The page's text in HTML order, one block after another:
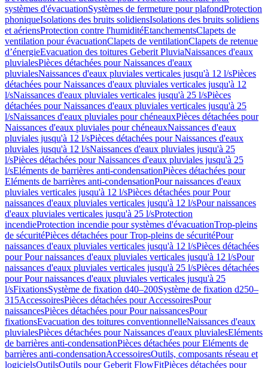
systèmes d'évacuationSystèmes de fermeture pour plafondProtection
phoniqueIsolations des bruits solidiensIsolations des bruits solidiens
et aériensProtection contre l'humiditéEtanchementsClapets de
ventilation pour évacuationClapets de ventilationClapets de retenue
d’énergieEvacuation des toitures Geberit PluviaNaissances d'eaux
pluvialesPièces détachées pour Naissances d'eaux
pluvialesNaissances d'eaux pluviales verticales jusqu'à 12 l/sPièces
détachées pour Naissances d'eaux pluviales verticales jusqu'à 12
l/sNaissances d'eaux pluviales verticales jusqu'à 25 l/sPièces
détachées pour Naissances d'eaux pluviales verticales jusqu'à 25
l/sNaissances d'eaux pluviales pour chéneauxPièces détachées pour
Naissances d'eaux pluviales pour chéneauxNaissances d'eaux
pluviales jusqu'à 12 l/sPièces détachées pour Naissances d'eaux
pluviales jusqu'à 12 l/sNaissances d'eaux pluviales jusqu'à 25
l/sPièces détachées pour Naissances d'eaux pluviales jusqu'à 25
l/sEléments de barrières anti-condensationPièces détachées pour
Eléments de barrières anti-condensationPour naissances d'eaux
pluviales verticales jusqu'à 12 l/sPièces détachées pour Pour
naissances d'eaux pluviales verticales jusqu'à 12 l/sPour naissances
d'eaux pluviales verticales jusqu'à 25 l/sProtection
incendieProtection incendie pour systèmes d'évacuationTrop-pleins
de sécuritéPièces détachées pour Trop-pleins de sécuritéPour
naissances d'eaux pluviales verticales jusqu'à 12 l/sPièces détachées
pour Pour naissances d'eaux pluviales verticales jusqu'à 12 l/sPour
naissances d'eaux pluviales verticales jusqu'à 25 l/sPièces détachées
pour Pour naissances d'eaux pluviales verticales jusqu'à 25
l/sFixationsSystème de fixation d40–200Système de fixation d250–
315AccessoiresPièces détachées pour AccessoiresPour
naissancesPièces détachées pour Pour naissancesPour
fixationsEvacuation des toitures conventionnelleNaissances d'eaux
pluvialesPièces détachées pour Naissances d'eaux pluvialesEléments
de barrières anti-condensationPièces détachées pour Eléments de
barrières anti-condensationAccessoiresOutils, composants réseau et
logicielsOutilsOutils pour Geberit FlowFitPièces détachées pour